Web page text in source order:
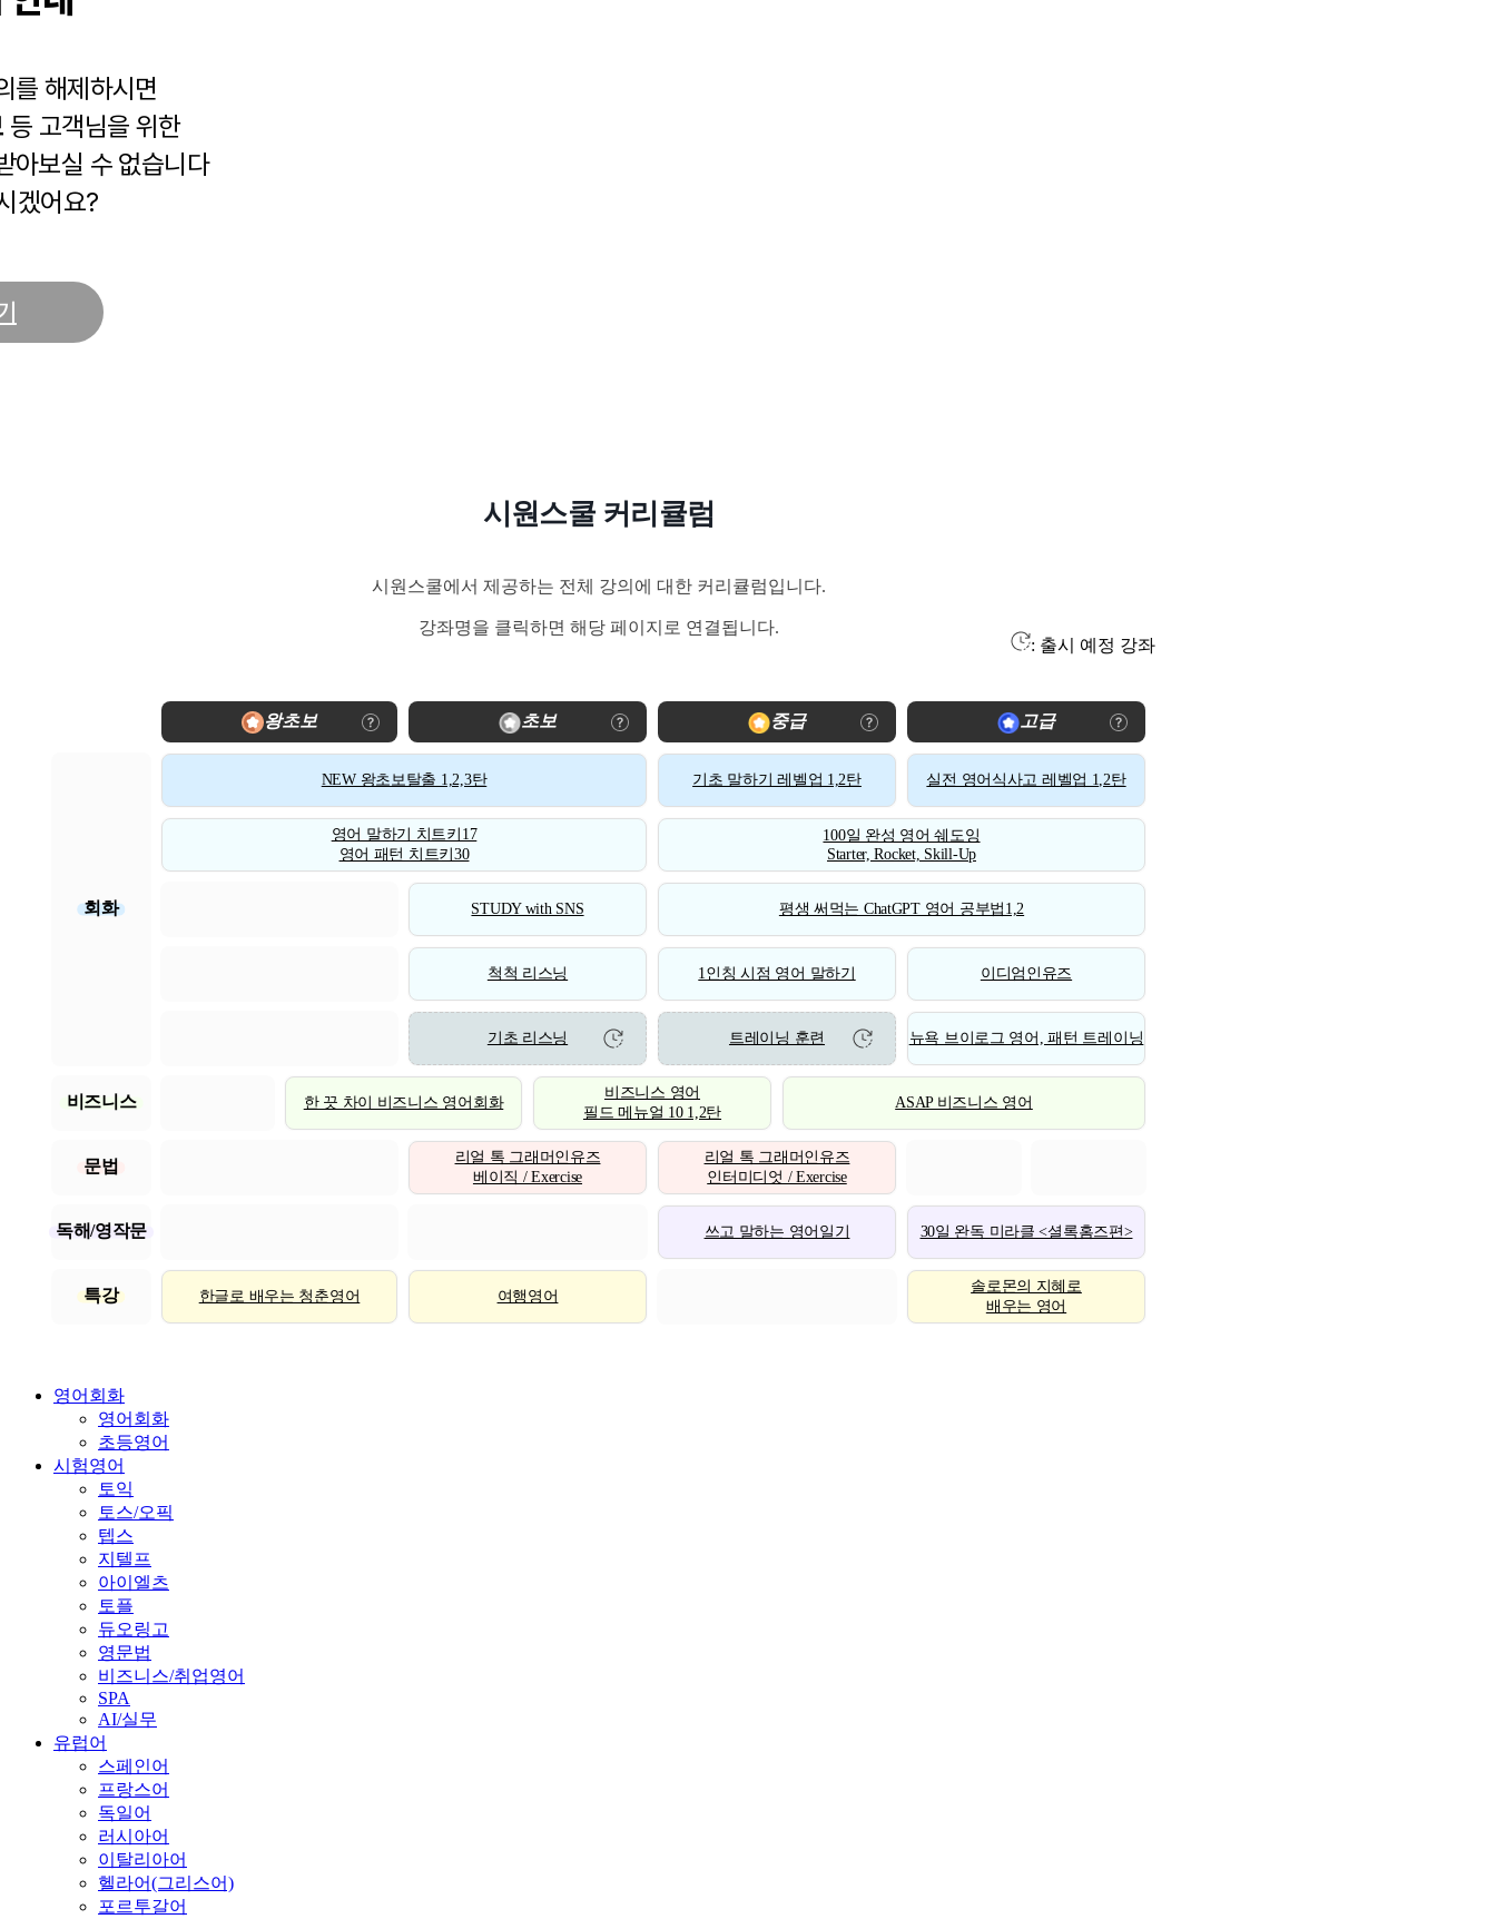
를 해제하시면
등 고객님을 위한
아보실 수 없습니다
겠어요?
시원스쿨 커리큘럼
시원스쿨에서 제공하는 전체 강의에 대한 커리큘럼입니다.
강좌명을 클릭하면 해당 페이지로 연결됩니다.
: 출시 예정 강좌
왕초보 초보 중급 고급
회화
NEW 왕초보탈출 1,2,3탄 기초 말하기 레벨업 1,2탄 실전 영어식사고 레벨업 1,2탄
영어 말하기 치트키17
영어 패턴 치트키30
100일 완성 영어 쉐도잉
Starter, Rocket, Skill-Up
STUDY with SNS 평생 써먹는 ChatGPT 영어 공부법1,2
척척 리스닝 1인칭 시점 영어 말하기 이디엄인유즈
기초 리스닝 트레이닝 훈련 뉴욕 브이로그 영어, 패턴 트레이닝
비즈니스 한 끗 차이 비즈니스 영어회화
비즈니스 영어
필드 메뉴얼 10 1,2탄
ASAP 비즈니스 영어
문법
리얼 톡 그래머인유즈
베이직 / Exercise
리얼 톡 그래머인유즈
인터미디엇 / Exercise
독해/영작문 쓰고 말하는 영어일기 30일 완독 미라클 <셜록홈즈편>
특강 한글로 배우는 청춘영어 여행영어
솔로몬의 지혜로
배우는 영어
영어회화
영어회화
초등영어
시험영어
토익
토스/오픽
텝스
지텔프
아이엘츠
토플
듀오링고
영문법
비즈니스/취업영어
SPA
AI/실무
유럽어
스페인어
프랑스어
독일어
러시아어
이탈리아어
헬라어(그리스어)
포르투갈어